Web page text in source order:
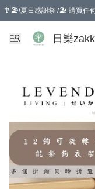
🎐🏖️\夏日感謝祭 /🏖️ 購買任
選擇GoGoX住宅/工商地址
日樂